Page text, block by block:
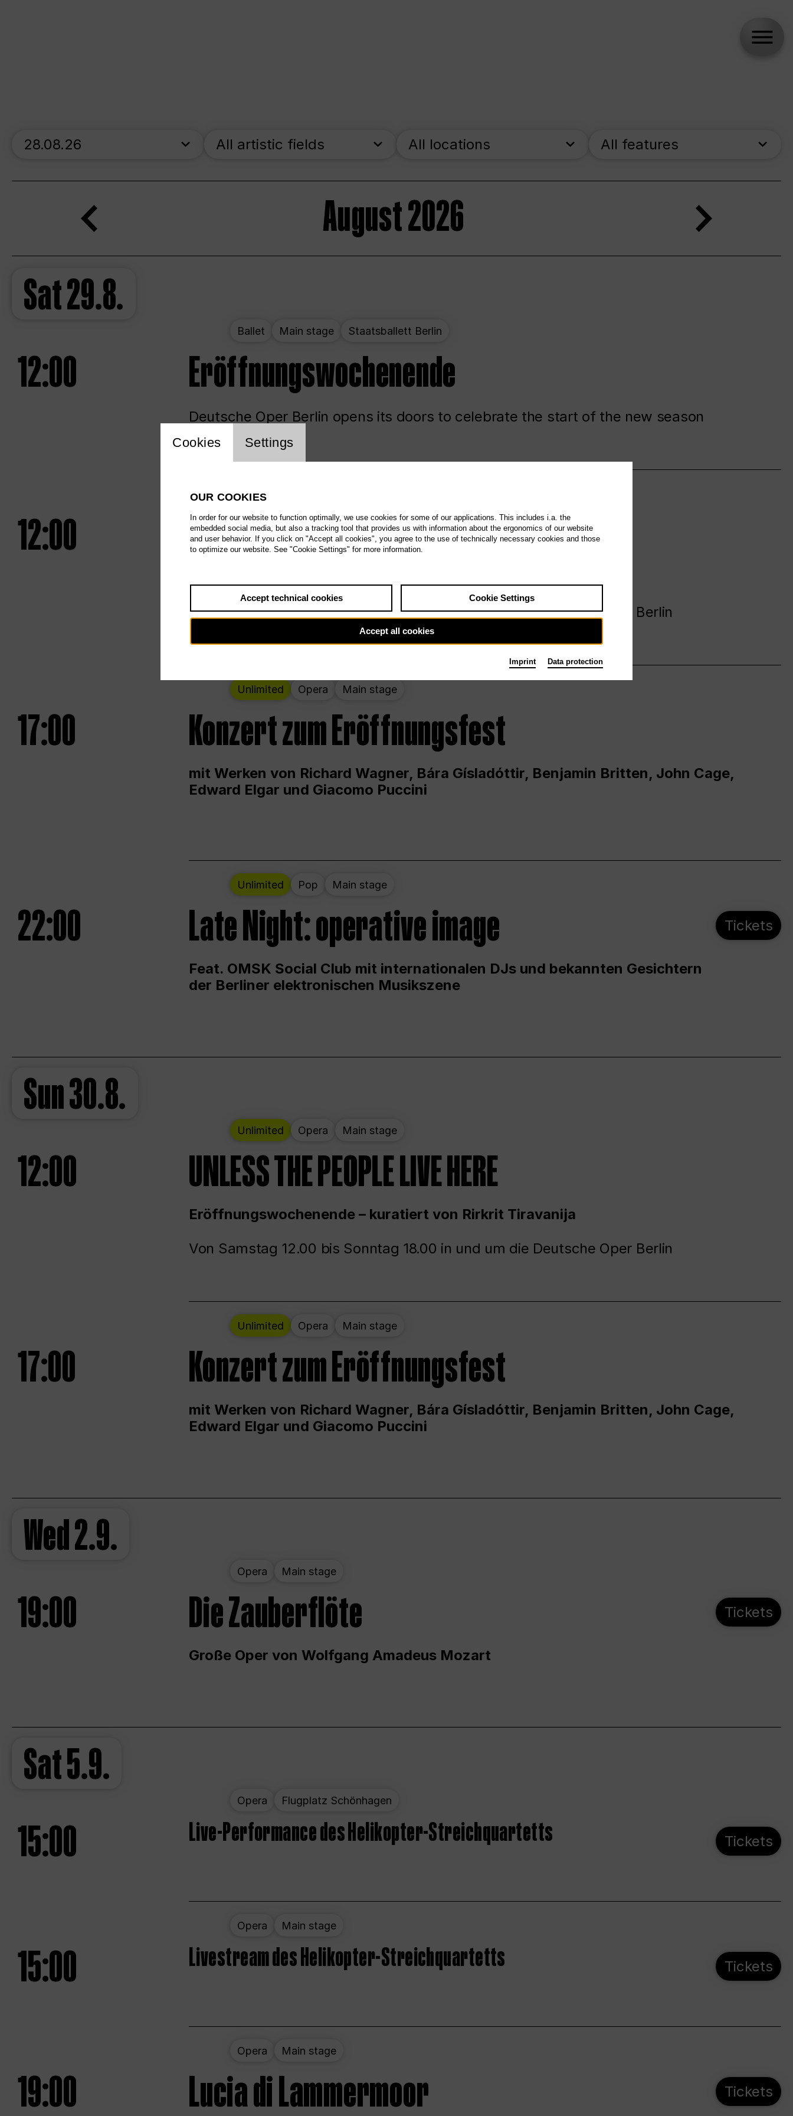
skip_calendar_timeline
Search
All artistic fields All locations All features
August 2026
Sat29.8.
Ballet Main stage Staatsballett Berlin
12:00 Eröffnungswochenende
Deutsche Oper Berlin opens its doors to celebrate the start of the new season
Unlimited
12:00 UNLESS THE PEOPLE LIVE HERE
Von Samstag 12.00 bis Sonntag 18.00 in und um die Deutsche Oper Berlin
Unlimited Opera Main stage
17:00 Konzert zum Eröffnungsfest
mit Werken von Richard Wagner, Bára Gísladóttir, Benjamin Britten, John Cage,
Edward Elgar und Giacomo Puccini
Unlimited Pop Main stage
22:00 Late Night: operative image
Feat. OMSK Social Club mit internationalen DJs und bekannten Gesichtern
der Berliner elektronischen Musikszene
Tickets
Sun30.8.
Unlimited Opera Main stage
12:00 UNLESS THE PEOPLE LIVE HERE
Eröffnungswochenende – kuratiert von Rirkrit Tiravanija
Von Samstag 12.00 bis Sonntag 18.00 in und um die Deutsche Oper Berlin
Unlimited Opera Main stage
17:00 Konzert zum Eröffnungsfest
mit Werken von Richard Wagner, Bára Gísladóttir, Benjamin Britten, John Cage,
Edward Elgar und Giacomo Puccini
Wed2.9.
Opera Main stage
19:00 Die Zauberflöte
Große Oper von Wolfgang Amadeus Mozart
Tickets
Sat5.9.
Opera Flugplatz Schönhagen
15:00 Live-Performance des Helikopter-Streichquartetts Tickets
Opera Main stage
15:00 Livestream des Helikopter-Streichquartetts Tickets
Opera Main stage
19:00 Lucia di Lammermoor Tickets
Website cookie setting
Cookies Settings
OUR COOKIES
In order for our website to function optimally, we use cookies for some of our applications. This includes i.a. the
embedded social media, but also a tracking tool that provides us with information about the ergonomics of our website
and user behavior. If you click on "Accept all cookies", you agree to the use of technically necessary cookies and those
to optimize our website. See "Cookie Settings" for more information.
Accept technical cookies Cookie Settings
Accept all cookies
Imprint Data protection